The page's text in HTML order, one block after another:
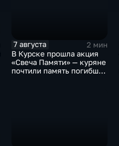
7 августа
2 мин
В Курске прошла акция
«Свеча Памяти» — куряне
почтили память погибших